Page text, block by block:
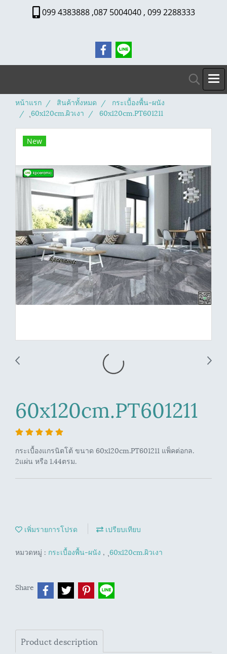
099 4383888 ,087 5004040 , 099 2288333
หน้าแรก สินค้าทั้งหมด
กระเบื้องพื้น-ผนัง
ุ60x120cm.ผิวเงา
60x120cm.PT601211
New
60x120cm.PT601211
กระเบื้องแกรนิตโต้ ขนาด 60x120cm.PT601211 แพ็คต่อกล.
2แผ่น หรือ 1.44ตรม.
เพิ่มรายการโปรด เปรียบเทียบ
หมวดหมู่ : กระเบื้องพื้น-ผนัง , ุ60x120cm.ผิวเงา
Share
Product description